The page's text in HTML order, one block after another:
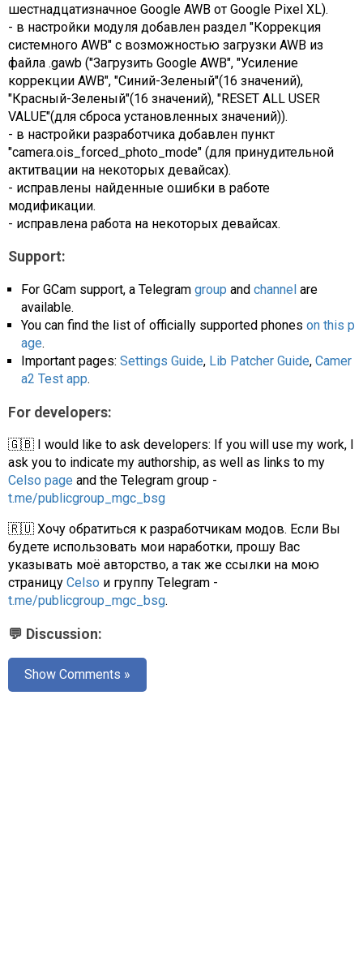
шестнадцатизначное Google AWB от Google Pixel XL).
- в настройки модуля добавлен раздел "Коррекция
системного AWB" с возможностью загрузки AWB из
файла .gawb ("Загрузить Google AWB", "Усиление
коррекции AWB", "Синий-Зеленый"(16 значений),
"Красный-Зеленый"(16 значений), "RESET ALL USER
VALUE"(для сброса установленных значений)).
- в настройки разработчика добавлен пункт
"camera.ois_forced_photo_mode" (для принудительной
актитвации на некоторых девайсах).
- исправлены найденные ошибки в работе
модификации.
- исправлена работа на некоторых девайсах.
Support:
For GCam support, a Telegram group and channel are
available.
You can find the list of officially supported phones on this p
age.
Important pages: Settings Guide, Lib Patcher Guide, Camer
a2 Test app.
For developers:
🇬🇧 I would like to ask developers: If you will use my work, I
ask you to indicate my authorship, as well as links to my
Celso page and the Telegram group -
t.me/publicgroup_mgc_bsg
🇷🇺 Хочу обратиться к разработчикам модов. Если Вы
будете использовать мои наработки, прошу Вас
указывать моё авторство, а так же ссылки на мою
страницу Celso и группу Telegram -
t.me/publicgroup_mgc_bsg.
💬 Discussion:
Show Comments »